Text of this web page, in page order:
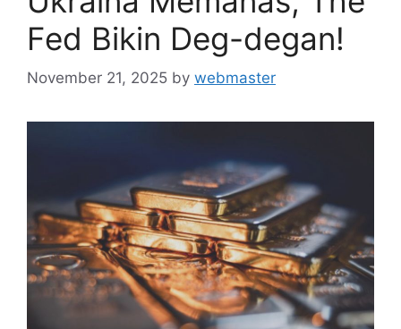
Fed Bikin Deg-degan!
November 21, 2025 by webmaster